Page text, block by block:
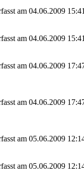
04.06.2009
04.06.2009
04.06.2009
04.06.2009
05.06.2009
05.06.2009